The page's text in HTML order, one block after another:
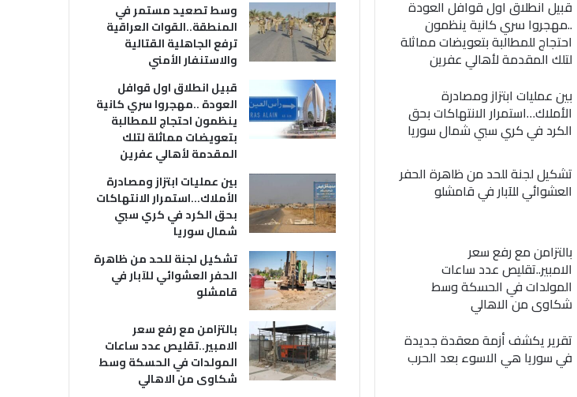
قبيل انطلاق اول قوافل العودة
..مهجروا سري كانية ينظمون
احتجاج للمطالبة بتعويضات مماثلة
لتلك المقدمة لأهالي عفرين
بين عمليات ابتزاز ومصادرة
الأملاك…استمرار الانتهاكات بحق
الكرد في كري سبي شمال سوريا
تشكيل لجنة للحد من ظاهرة الحفر
العشوائي للآبار في قامشلو
بالتزامن مع رفع سعر
الامبير..تقليص عدد ساعات
المولدات في الحسكة وسط
شكاوى من الاهالي
تقرير يكشف أزمة معقدة جديدة
في سوريا هي الاسوء بعد الحرب
وسط تصعيد مستمر في
المنطقة..القوات العراقية
ترفع الجاهلية القتالية
والاستنفار الأمني
قبيل انطلاق اول قوافل
العودة ..مهجروا سري كانية
ينظمون احتجاج للمطالبة
بتعويضات مماثلة لتلك
المقدمة لأهالي عفرين
بين عمليات ابتزاز ومصادرة
الأملاك…استمرار الانتهاكات
بحق الكرد في كري سبي
شمال سوريا
تشكيل لجنة للحد من ظاهرة
الحفر العشوائي للآبار في
قامشلو
بالتزامن مع رفع سعر
الامبير..تقليص عدد ساعات
المولدات في الحسكة وسط
شكاوى من الاهالي